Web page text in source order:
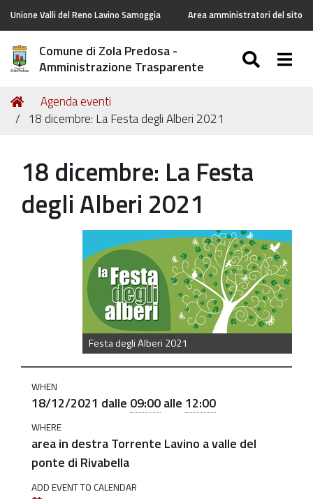
Unione Valli del Reno Lavino Samoggia Area amministratori del sito
Comune di Zola Predosa -
Amministrazione Trasparente
Tu
sei
Home
Agenda eventi
18 dicembre: La Festa degli Alberi 2021
18 dicembre: La Festa
degli Alberi 2021
Festa degli Alberi 2021
https://old.comune.zolapredosa.bo.it/events/18-
dicembre:
Festa
degli
Alberi
2021
WHEN
18/12/2021 dalle 09:00alle 12:00
WHERE
area in destra Torrente Lavino a valle del
ponte di Rivabella
ADD EVENT TO CALENDAR